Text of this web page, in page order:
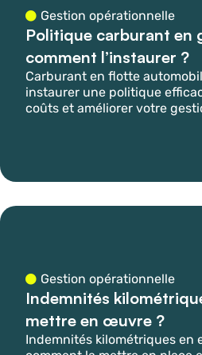
Gestion opérationnelle
Politique carburant en
comment l’instaurer ?
Carburant en flotte
instaurer une politique
coûts et améliorer votre
Gestion opérationnelle
Indemnités
mettre en œuvre ?
Indemnités kilométriques en